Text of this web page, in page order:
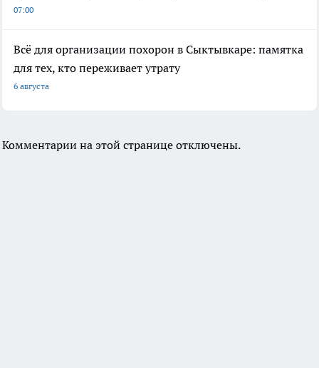
07:00
Всё для организации похорон в Сыктывкаре: памятка
для тех, кто переживает утрату
6 августа
Комментарии на этой странице отключены.